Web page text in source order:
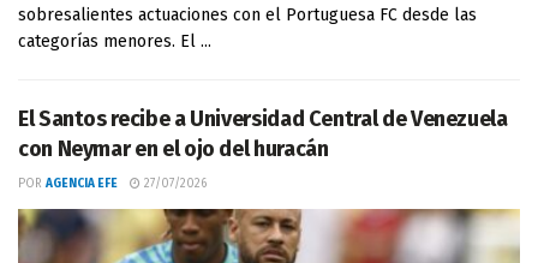
sobresalientes actuaciones con el Portuguesa FC desde las
categorías menores. El ...
El Santos recibe a Universidad Central de Venezuela
con Neymar en el ojo del huracán
POR AGENCIA EFE 27/07/2026